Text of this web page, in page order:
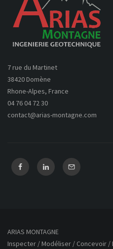
7 rue du Martinet
38420 Domène
Rhone-Alpes, France
04 76 04 72 30
contact@arias-montagne.com
ARIAS MONTAGNE
Inspecter / Modéliser / Concevoir /